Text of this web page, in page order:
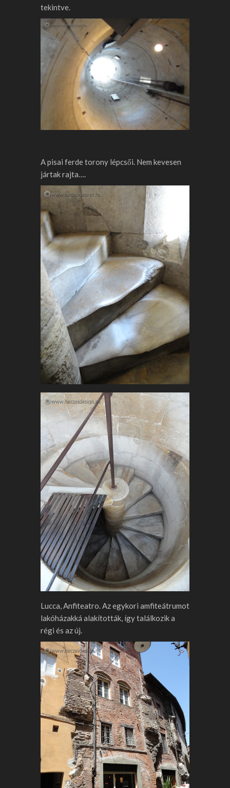
tekintve.
A pisai ferde torony lépcsői. Nem kevesen
jártak rajta….
Lucca, Anfiteatro. Az egykori amfiteátrumot
lakóházakká alakították, így találkozik a
régi és az új.